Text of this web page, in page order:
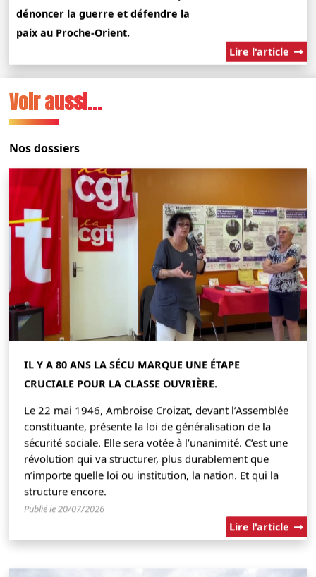
dénoncer la guerre et défendre la
paix au Proche-Orient.
Lire l'article
Voir aussi...
Nos dossiers
IL Y A 80 ANS LA SÉCU MARQUE UNE ÉTAPE
CRUCIALE POUR LA CLASSE OUVRIÈRE.
Le 22 mai 1946, Ambroise Croizat, devant l’Assemblée
constituante, présente la loi de généralisation de la
sécurité sociale. Elle sera votée à l’unanimité. C’est une
révolution qui va structurer, plus durablement que
n’importe quelle loi ou institution, la nation. Et qui la
structure encore.
Publié le 20/07/2026
Lire l'article